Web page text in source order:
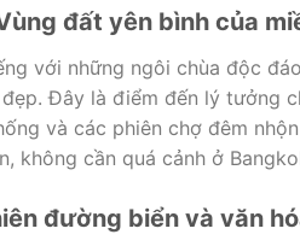
đất yên bình của
với những ngôi chùa độc
Đây là điểm đến lý tưởng
và các phiên chợ đêm
không cần quá cảnh ở
đường biển và văn